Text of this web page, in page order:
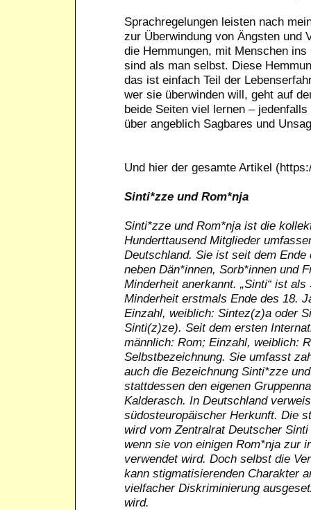
Sprachregelungen leisten nach
zur Überwindung von Ängsten und
die Hemmungen, mit Menschen
sind als man selbst. Diese
das ist einfach Teil der
wer sie überwinden will, geht auf
beide Seiten viel lernen –
über angeblich Sagbares und
Und hier der gesamte Artikel
Sinti*zze und Rom*nja
Sinti*zze und Rom*nja ist die
Hunderttausend Mitglieder
Deutschland. Sie ist seit dem
neben Dän*innen, Sorb*innen und
Minderheit anerkannt. „Sinti“ ist
Minderheit erstmals Ende des 18.
Einzahl, weiblich: Sintez(z)a oder
Sinti(z)ze). Seit dem ersten
männlich: Rom; Einzahl, weiblich:
Selbstbezeichnung. Sie umfasst
auch die Bezeichnung Sinti*zze
stattdessen den eigenen
Kalderasch. In Deutschland
südosteuropäischer Herkunft. Die
wird vom Zentralrat Deutscher
wenn sie von einigen Rom*nja zur
verwendet wird. Doch selbst die
kann stigmatisierenden Charakter
vielfacher Diskriminierung
wird.